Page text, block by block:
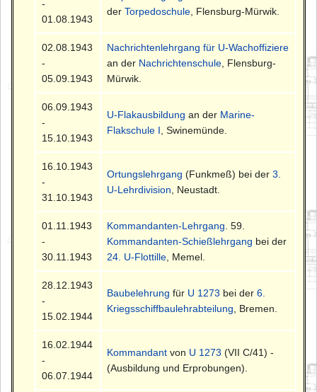
-
01.08.1943
derTorpedoschule , Flensburg-Mürwik.
02.08.1943
-
05.09.1943
Nachrichtenlehrgang für U-Wachoffiziere
an der Nachrichtenschule , Flensburg-
Mürwik.
06.09.1943
-
15.10.1943
U-Flakausbildung an der Marine-
Flakschule I , Swinemünde.
16.10.1943
-
31.10.1943
Ortungslehrgang (Funkmeß) bei der3.
U-Lehrdivision , Neustadt.
01.11.1943
-
30.11.1943
Kommandanten-Lehrgang . 59.
Kommandanten-Schießlehrgang bei der
24. U-Flottille , Memel.
28.12.1943
-
15.02.1944
Baubelehrung für U 1273 bei der6.
Kriegsschiffbaulehrabteilung , Bremen.
16.02.1944
-
06.07.1944
Kommandant von U 1273 (VII C/41) -
(Ausbildung und Erprobungen).